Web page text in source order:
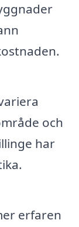
och
har
erfaren